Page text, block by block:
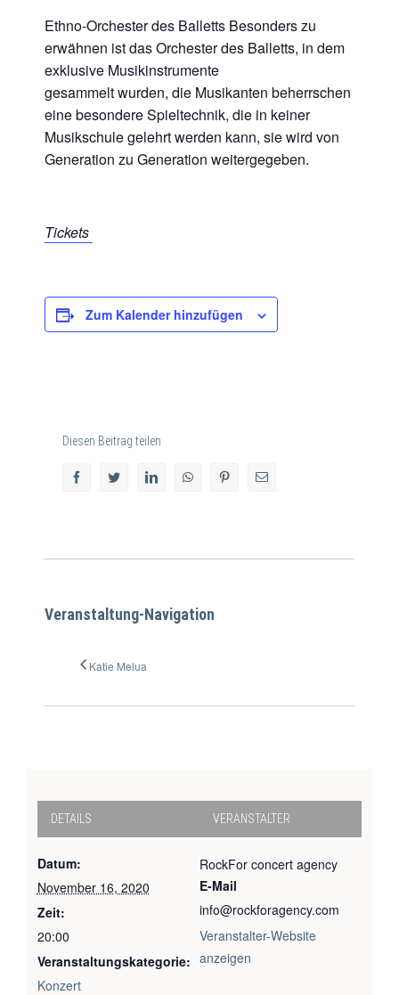
Ethno-Orchester des Balletts Besonders zu
erwähnen ist das Orchester des Balletts, in dem
exklusive Musikinstrumente
gesammelt wurden, die Musikanten beherrschen
eine besondere Spieltechnik, die in keiner
Musikschule gelehrt werden kann, sie wird von
Generation zu Generation weitergegeben.
Tickets
Zum Kalender hinzufügen
Diesen Beitrag teilen
facebooktwitter linkedinwhatsapp pinterestE-
Veranstaltung-Navigation
Katie Melua
DETAILS
Datum:
November 16, 2020
Zeit:
20:00
Veranstaltungskategorie:
Konzert
VERANSTALTER
RockFor concert agency
E-Mail
info@rockforagency.com
Veranstalter-Website
anzeigen